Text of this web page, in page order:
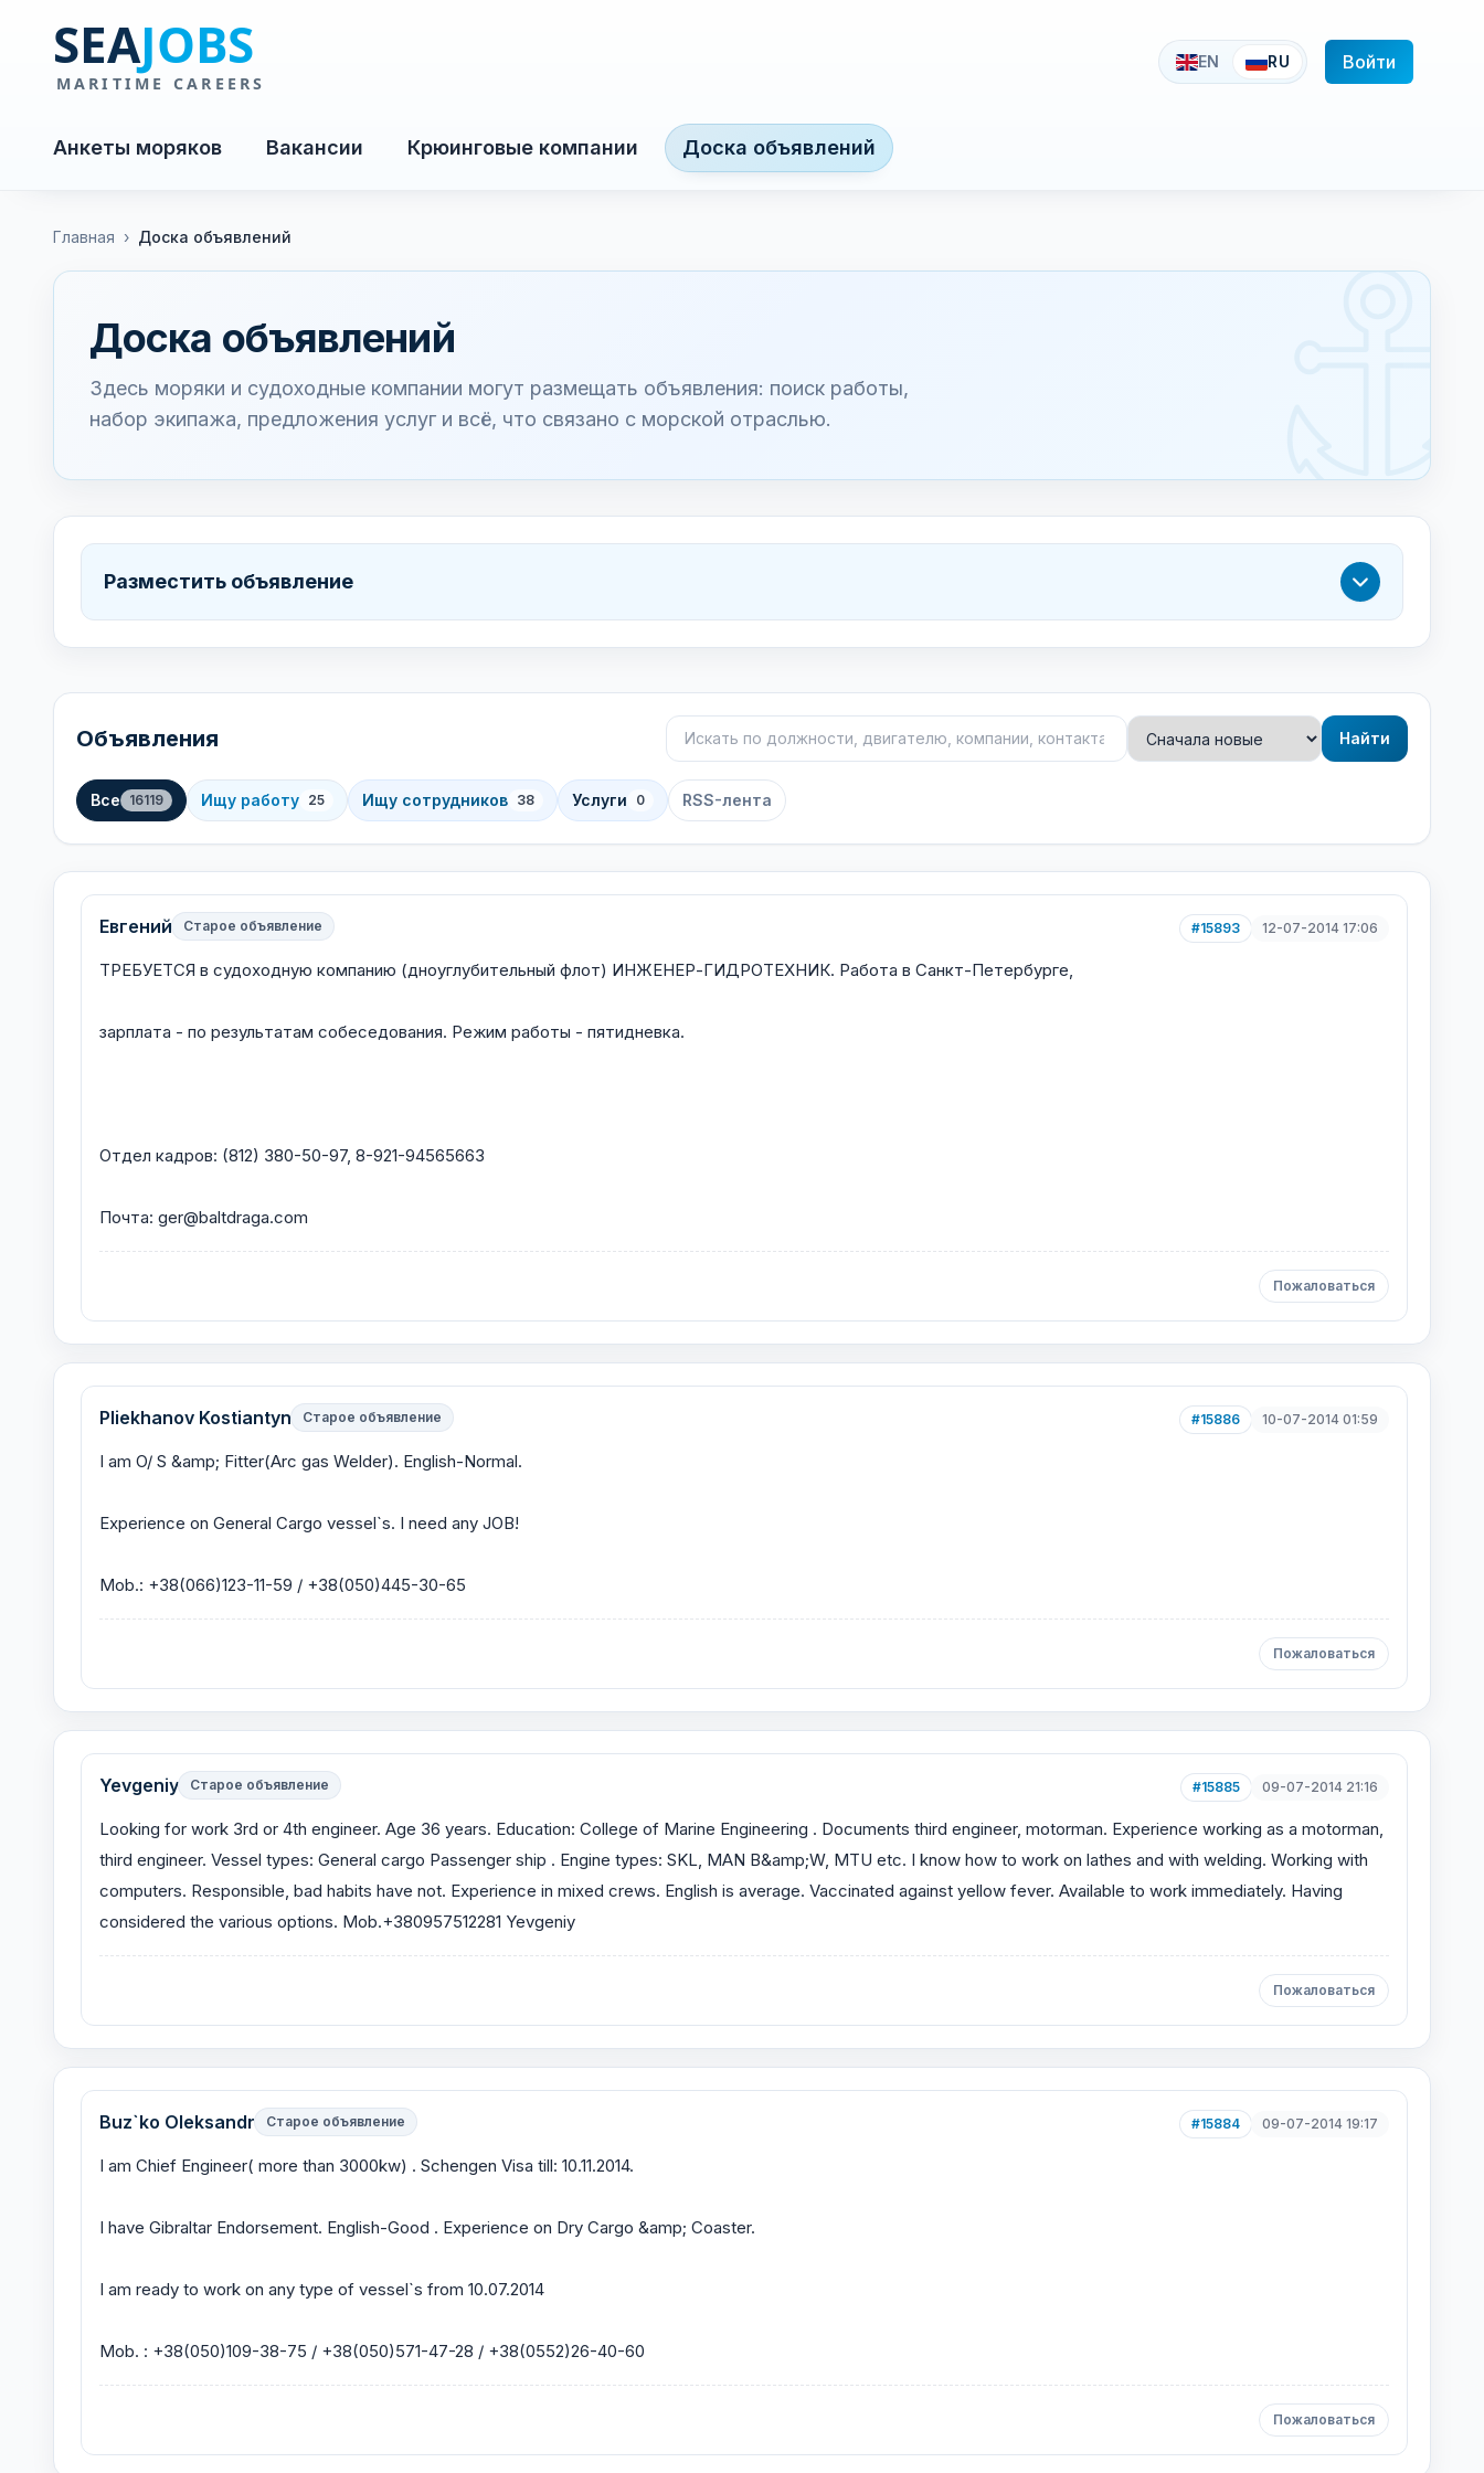
EN RU Войти
Анкеты моряков Вакансии Крюинговые компании Доска объявлений
Главная › Доска объявлений
Доска объявлений
Здесь моряки и судоходные компании могут размещать объявления: поиск работы,
набор экипажа, предложения услуг и всё, что связано с морской отраслью.
Разместить объявление
Объявления Поиск объявлений
Сортировка
Найти
Все 16119 Ищу работу 25 Ищу сотрудников 38 Услуги 0 RSS-лента
Евгений Старое объявление #15893 12-07-2014 17:06
ТРЕБУЕТСЯ в судоходную компанию (дноуглубительный флот) ИНЖЕНЕР-ГИДРОТЕХНИК. Работа в Санкт-Петербурге,
зарплата - по результатам собеседования. Режим работы - пятидневка.
Отдел кадров: (812) 380-50-97, 8-921-94565663
Почта: ger@baltdraga.com
Пожаловаться
Pliekhanov Kostiantyn Старое объявление #15886 10-07-2014 01:59
I am O/ S &amp; Fitter(Arc gas Welder). English-Normal.
Experience on General Cargo vessel`s. I need any JOB!
Mob.: +38(066)123-11-59 / +38(050)445-30-65
Пожаловаться
Yevgeniy Старое объявление #15885 09-07-2014 21:16
Looking for work 3rd or 4th engineer. Age 36 years. Education: College of Marine Engineering . Documents third engineer, motorman. Experience working as a motorman,
third engineer. Vessel types: General cargo Passenger ship . Engine types: SKL, MAN B&amp;W, MTU etc. I know how to work on lathes and with welding. Working with
computers. Responsible, bad habits have not. Experience in mixed crews. English is average. Vaccinated against yellow fever. Available to work immediately. Having
considered the various options. Mob.+380957512281 Yevgeniy
Пожаловаться
Buz`ko Oleksandr Старое объявление #15884 09-07-2014 19:17
I am Chief Engineer( more than 3000kw) . Schengen Visa till: 10.11.2014.
I have Gibraltar Endorsement. English-Good . Experience on Dry Cargo &amp; Coaster.
I am ready to work on any type of vessel`s from 10.07.2014
Mob. : +38(050)109-38-75 / +38(050)571-47-28 / +38(0552)26-40-60
Пожаловаться